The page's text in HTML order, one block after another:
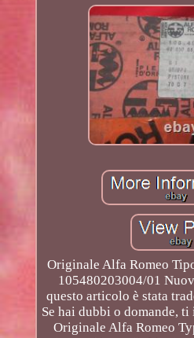
Originale Alfa Romeo
105480203004/01
questo articolo è stata
Se hai dubbi o domande,
Originale Alfa Romeo